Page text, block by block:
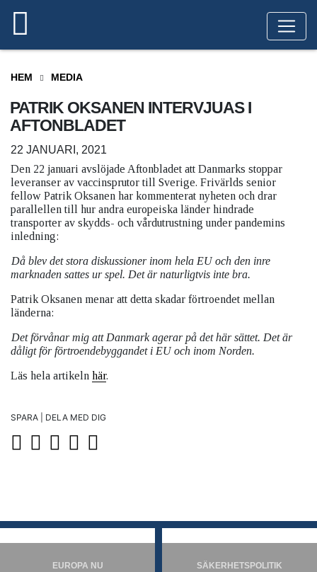
HEM MEDIA
PATRIK OKSANEN INTERVJUAS I
AFTONBLADET
22 JANUARI, 2021
Den 22 januari avslöjade Aftonbladet att Danmarks stoppar
leveranser av vaccinsprutor till Sverige. Frivärlds senior
fellow Patrik Oksanen har kommenterat nyheten och drar
parallellen till hur andra europeiska länder hindrade
transporter av skydds- och vårdutrustning under pandemins
inledning:
Då blev det stora diskussioner inom hela EU och den inre
marknaden sattes ur spel. Det är naturligtvis inte bra.
Patrik Oksanen menar att detta skadar förtroendet mellan
länderna:
Det förvånar mig att Danmark agerar på det här sättet. Det är
dåligt för förtroendebyggandet i EU och inom Norden.
Läs hela artikeln här.
SPARA | DELA MED DIG
EUROPA NU SÄKERHETSPOLITIK